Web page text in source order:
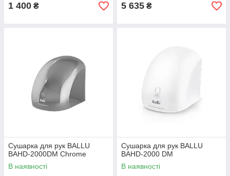
1 400 ₴ 5 635 ₴
Сушарка для рук BALLU
BAHD-2000DM Chrome
В наявності
Сушарка для рук BALLU
BAHD-2000 DM
В наявності